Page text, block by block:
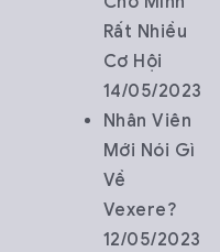
Rất Nhiều
Cơ Hội
14/05/2023
Nhân Viên
Mới Nói Gì
Về
Vexere?
12/05/2023